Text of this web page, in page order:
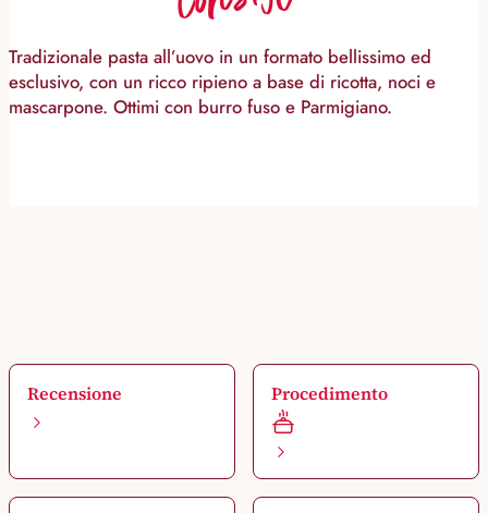
Tradizionale pasta all’uovo in un formato bellissimo ed
esclusivo, con un ricco ripieno a base di ricotta, noci e
mascarpone. Ottimi con burro fuso e Parmigiano.
Recensione Procedimento